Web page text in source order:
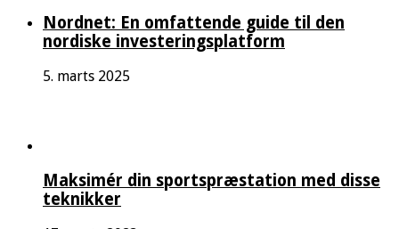
Nordnet: En omfattende guide til den
nordiske investeringsplatform
5. marts 2025
Maksimér din sportspræstation med disse
teknikker